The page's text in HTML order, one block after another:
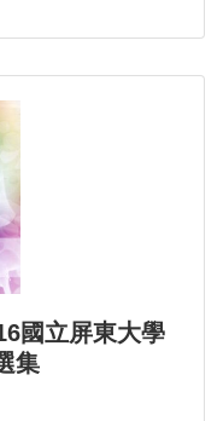
國立屏東大學
集